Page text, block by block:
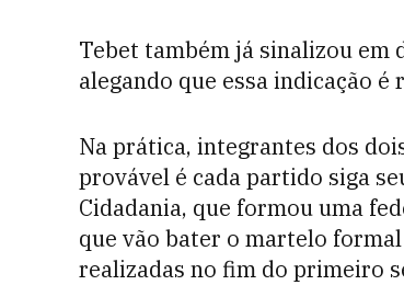
Tebet também já sinalizou em
alegando que essa indicação
Na prática, integrantes dos
provável é cada partido siga
Cidadania, que formou uma
que vão bater o martelo
realizadas no fim do primeiro